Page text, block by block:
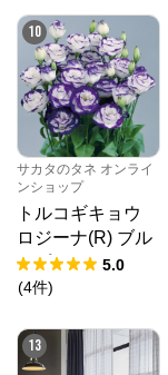
10
サカタのタネ オンライ
ンショップ
トルコギキョウ
ロジーナ(R) ブル
ーピコティー (ve
r.2) （PS約35
5.0
(4件)
13
インテリア
限定で運営
ョップです。
オーダーカ
ンテリアア
を選ぶよう
み合わせる